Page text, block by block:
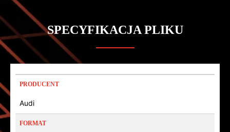
SPECYFIKACJA PLIKU
PRODUCENT
Audi
FORMAT